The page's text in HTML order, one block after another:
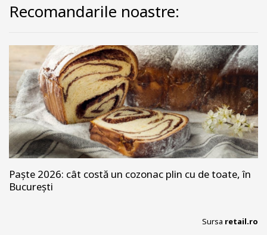
Recomandarile noastre:
Paște 2026: cât costă un cozonac plin cu de toate, în
București
Sursa retail.ro